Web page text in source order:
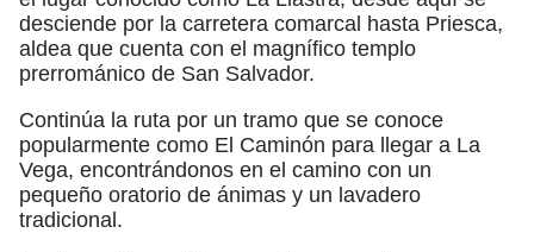
desciende por la carretera comarcal hasta Priesca,
aldea que cuenta con el magnífico templo
prerrománico de San Salvador.
Continúa la ruta por un tramo que se conoce
popularmente como El Caminón para llegar a La
Vega, encontrándonos en el camino con un
pequeño oratorio de ánimas y un lavadero
tradicional.